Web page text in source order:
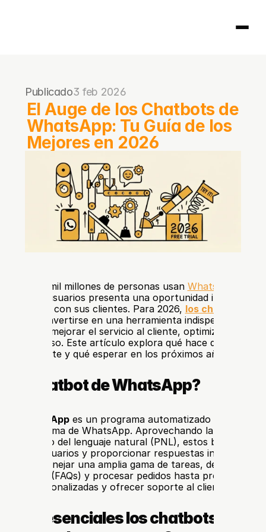
Página principal
404
Publicado3 feb 2026
El Auge de los Chatbots de
WhatsApp: Tu Guía de los
Mejores en 2026
más de 2 mil millones de personas usan WhatsApp a
base de usuarios presenta una oportunidad increíble
conecten con sus clientes. Para 2026, los chatbots de
a convertirse en una herramienta indispensable
buscan mejorar el servicio al cliente, optimizar
Este artículo explora qué hace que un
excelente y qué esperar en los próximos años.
un chatbot de WhatsApp?
de WhatsApp es un programa automatizado que
la plataforma de WhatsApp. Aprovechando la
del lenguaje natural (PNL), estos bots
de los usuarios y proporcionar respuestas
manejar una amplia gama de tareas, desde
(FAQs) y procesar pedidos hasta proporcionar
personalizadas y ofrecer soporte al cliente.
son esenciales los chatbots de